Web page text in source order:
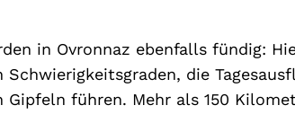
in Ovronnaz ebenfalls fündig:
die
Gipfeln führen. Mehr als 150